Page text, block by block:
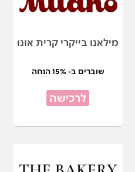
מילאנו בייקרי קרית אונו
שוברים ב- 15% הנחה
לרכישה